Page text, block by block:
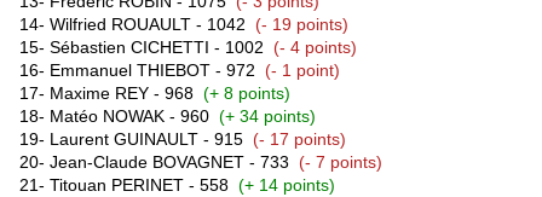
14- Wilfried ROUAULT - 1042 (- 19 points)
15- Sébastien CICHETTI - 1002 (- 4 points)
16- Emmanuel THIEBOT - 972 (- 1 point)
17- Maxime REY - 968 (+ 8 points)
18- Matéo NOWAK - 960 (+ 34 points)
19- Laurent GUINAULT - 915 (- 17 points)
20- Jean-Claude BOVAGNET - 733 (- 7 points)
21- Titouan PERINET - 558 (+ 14 points)